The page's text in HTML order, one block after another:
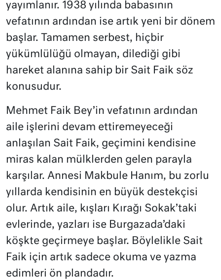
yayımlanır. 1938 yılında babasının
vefatının ardından ise artık yeni bir dönem
başlar. Tamamen serbest, hiçbir
yükümlülüğü olmayan, dilediği gibi
hareket alanına sahip bir Sait Faik söz
konusudur.
Mehmet Faik Bey’in vefatının ardından
aile işlerini devam ettiremeyeceği
anlaşılan Sait Faik, geçimini kendisine
miras kalan mülklerden gelen parayla
karşılar. Annesi Makbule Hanım, bu zorlu
yıllarda kendisinin en büyük destekçisi
olur. Artık aile, kışları Kırağı Sokak’taki
evlerinde, yazları ise Burgazada’daki
köşkte geçirmeye başlar. Böylelikle Sait
Faik için artık sadece okuma ve yazma
edimleri ön plandadır.